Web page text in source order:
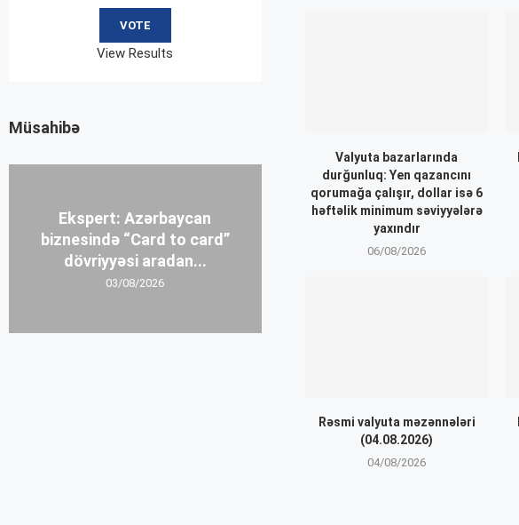
Valyuta bazarlarında
durğunluq: Yen qazancını
qorumağa çalışır, dollar isə 6
həftəlik minimum səviyyələrə
yaxındır
06/08/2026
Rəsmi valyuta məzənnələri
(04.08.2026)
04/08/2026
View Results
Müsahibə
Ekspert: Azərbaycan
biznesində “Card to card”
dövriyyəsi aradan...
03/08/2026